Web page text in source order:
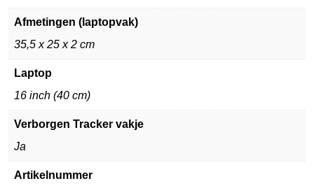
Afmetingen (laptopvak)
35,5 x 25 x 2 cm
Laptop
16 inch (40 cm)
Verborgen Tracker vakje
Ja
Artikelnummer